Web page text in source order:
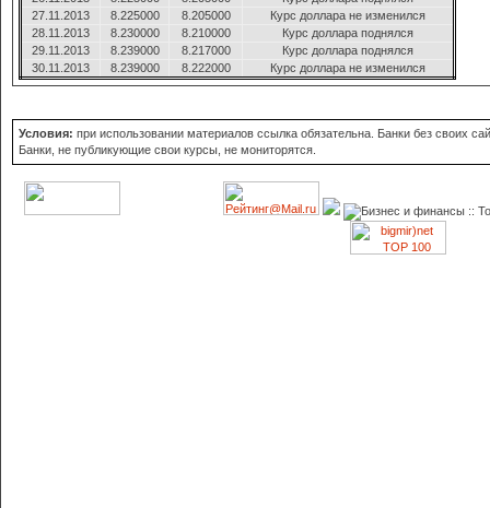
27.11.2013
8.225000 8.205000
Курс доллара не изменился
28.11.2013
8.230000 8.210000
Курс доллара поднялся
29.11.2013
8.239000 8.217000
Курс доллара поднялся
30.11.2013
8.239000 8.222000 Курс доллара не изменился
Условия: при использовании материалов ссылка обязательна. Банки без своих
Банки, не публикующие свои курсы, не мониторятся.